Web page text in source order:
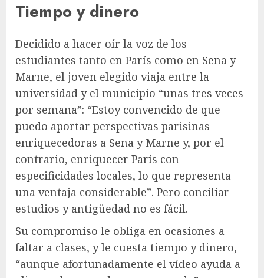
Tiempo y dinero
Decidido a hacer oír la voz de los
estudiantes tanto en París como en Sena y
Marne, el joven elegido viaja entre la
universidad y el municipio “unas tres veces
por semana”: “Estoy convencido de que
puedo aportar perspectivas parisinas
enriquecedoras a Sena y Marne y, por el
contrario, enriquecer París con
especificidades locales, lo que representa
una ventaja considerable”. Pero conciliar
estudios y antigüedad no es fácil.
Su compromiso le obliga en ocasiones a
faltar a clases, y le cuesta tiempo y dinero,
“aunque afortunadamente el vídeo ayuda a